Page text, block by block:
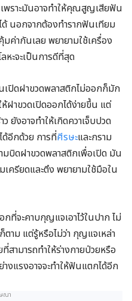
ราะมันอาจทำให้คุณสูญเสียฟัน
ด้ นอกจากต้องทำรากฟันเทียม
ค่ากันเลย พยายามใช้เครื่อง
หะจะเป็นการดีที่สุด
เปิดฝาขวดพลาสติกไม่ออกก็มัก
ฝาขวดเปิดออกได้ง่ายขึ้น แต่
ยังอาจทำให้เกิดควาเจ็บปวด
อีกด้วย การที่ศีรษะและกราม
บิดฝาขวดพลาสติกเพื่อเปิด มัน
เครียดและตึง พยายามใช้มือใน
ที่จะคาบกุญแจเอาไว้ในปาก ไม่
าม แต่รู้หรือไม่ว่า กุญแจเหล่า
สามารถทำให้ร่างกายป่วยหรือ
งแรงอาจจะทำให้ฟันแตกได้อีก
ณา